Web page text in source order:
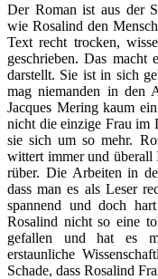
Der Roman ist aus der
wie Rosalind den
Text recht trocken,
geschrieben. Das macht
darstellt. Sie ist in sich
mag niemanden in den
Jacques Mering kaum
nicht die einzige Frau im
sie sich um so mehr.
wittert immer und überall
rüber. Die Arbeiten in
dass man es als Leser
spannend und doch
Rosalind nicht so eine
gefallen und hat es
erstaunliche
Schade, dass Rosalind